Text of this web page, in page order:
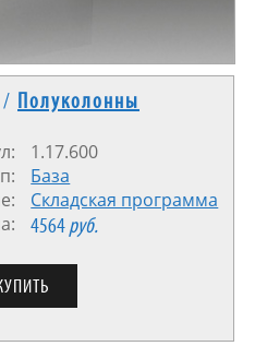
/ Полуколонны
1.17.600
База
Cкладская программа
4564руб.